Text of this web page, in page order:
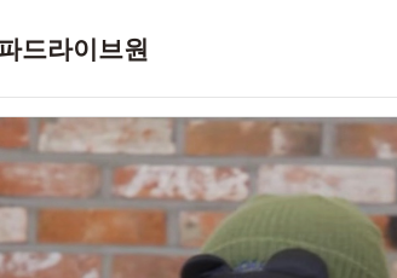
드라이브원